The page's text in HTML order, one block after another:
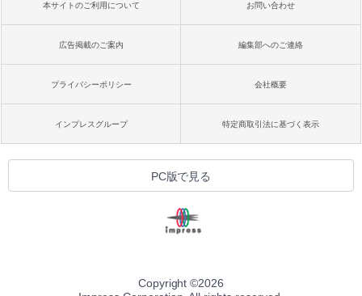
本サイトのご利用について お問い合わせ
広告掲載のご案内 編集部へのご連絡
プライバシーポリシー 会社概要
インプレスグループ 特定商取引法に基づく表示
PC版で見る
Copyright ©2026